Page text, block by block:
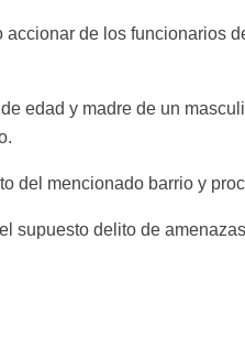
de los funcionarios
edad y madre de un
del mencionado barrio y
supuesto delito de